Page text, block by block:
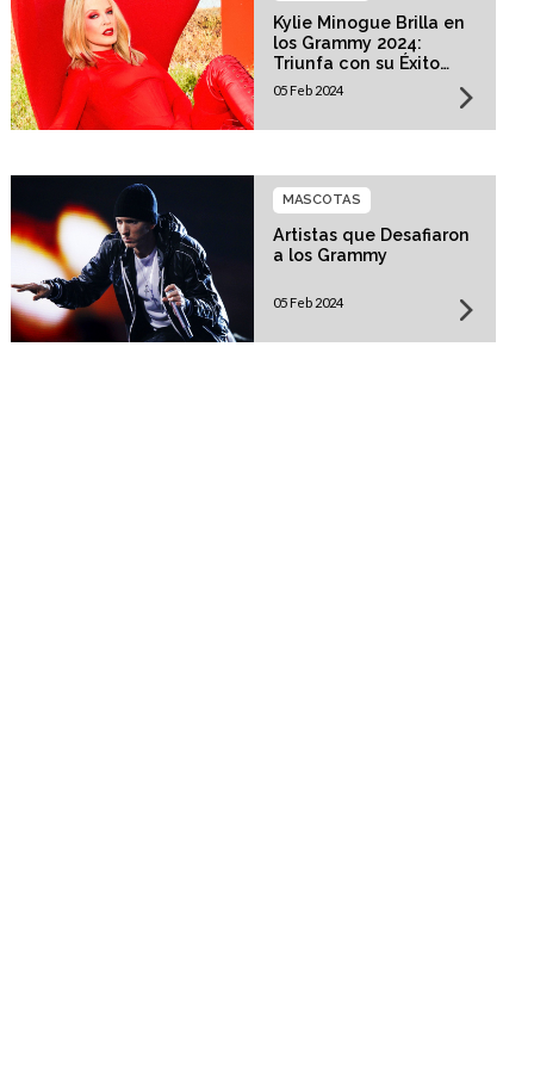
Kylie Minogue Brilla en
los Grammy 2024:
Triunfa con su Éxito
"Padam Padam"
05 Feb 2024
Artistas que Desafiaron
a los Grammy
MASCOTAS
05 Feb 2024